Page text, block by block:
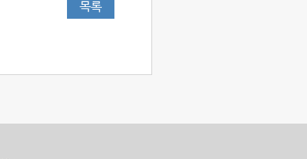
목록